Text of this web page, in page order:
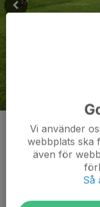
Kommentarer
Vi använder
webbplats ska
även för
Så